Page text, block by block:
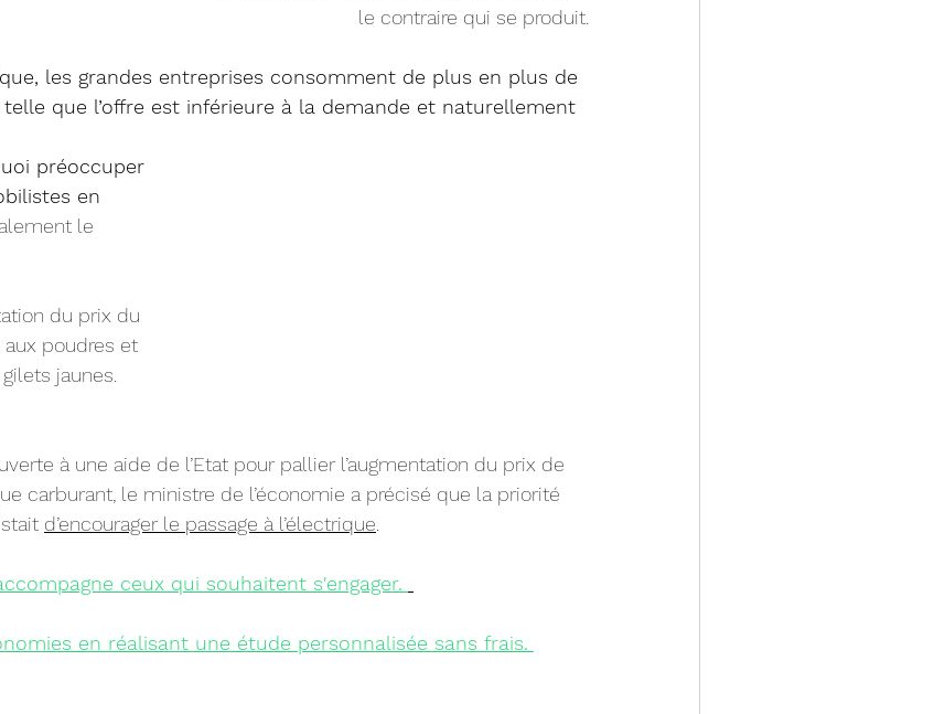
			    le contraire qui se produit.
les grandes entreprises consomment de plus en plus de
que l’offre est inférieure à la demande et naturellement
préoccuper
en
le
du prix du
poudres et
jaunes.
à une aide de l’Etat pour pallier l’augmentation du prix de
carburant, le ministre de l’économie a précisé que la priorité
d’encourager le passage à l’électrique
ceux qui souhaitent s'engager.
en réalisant une étude personnalisée sans frais.